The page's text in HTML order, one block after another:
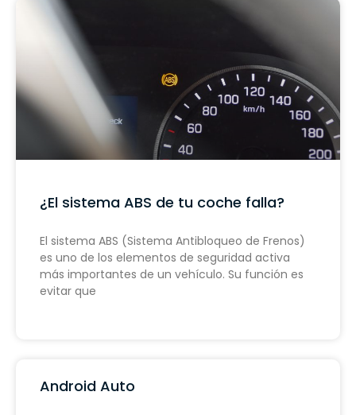
¿El sistema ABS de tu coche falla?
El sistema ABS (Sistema Antibloqueo de Frenos)
es uno de los elementos de seguridad activa
más importantes de un vehículo. Su función es
evitar que
Android Auto